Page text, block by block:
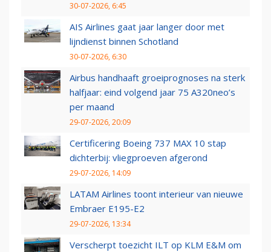
30-07-2026, 6:45
AIS Airlines gaat jaar langer door met
lijndienst binnen Schotland
30-07-2026, 6:30
Airbus handhaaft groeiprognoses na sterk
halfjaar: eind volgend jaar 75 A320neo’s
per maand
29-07-2026, 20:09
Certificering Boeing 737 MAX 10 stap
dichterbij: vliegproeven afgerond
29-07-2026, 14:09
LATAM Airlines toont interieur van nieuwe
Embraer E195-E2
29-07-2026, 13:34
Verscherpt toezicht ILT op KLM E&M om